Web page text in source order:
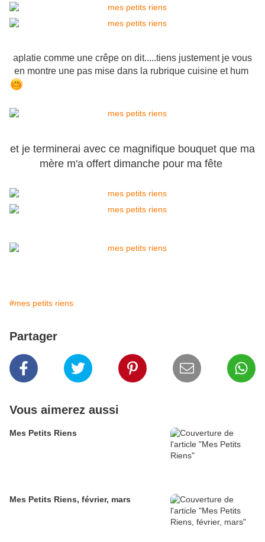
aplatie comme une crêpe on dit.....tiens justement je vous
en montre une pas mise dans la rubrique cuisine et hum
et je terminerai avec ce magnifique bouquet que ma
mère m'a offert dimanche pour ma fête
#mes petits riens
Partager
Vous aimerez aussi
Mes Petits Riens
Mes Petits Riens, février, mars